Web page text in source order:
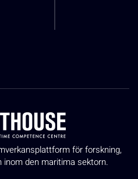
för forskning,
inom den maritima sektorn.